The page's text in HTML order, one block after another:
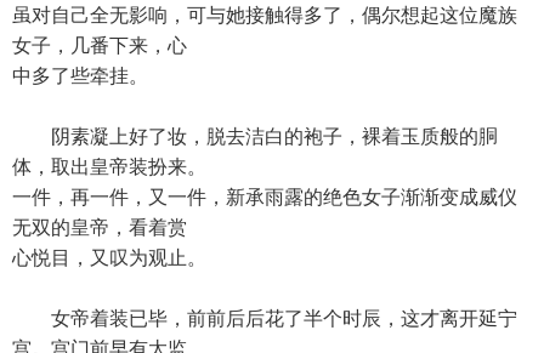
虽对自己全无影响，可与她接触得多了，偶尔想起这位魔族
女子，几番下来，心
中多了些牵挂。
阴素凝上好了妆，脱去洁白的袍子，裸着玉质般的胴
体，取出皇帝装扮来。
一件，再一件，又一件，新承雨露的绝色女子渐渐变成威仪
无双的皇帝，看着赏
心悦目，又叹为观止。
女帝着装已毕，前前后后花了半个时辰，这才离开延宁
宫。宫门前早有太监